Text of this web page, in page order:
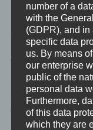
Unreflektiert? Ja. In
überleben, wenn er/
stellt mensch auch
mit einer großen
das ist etwas, von
übernehmen, weil
persönliche
oder nur in einem
wunderbar ins
number of a
with the
(GDPR), and
specific data
us. By means
our enterprise
public of the
personal data
Furthermore,
of this data
which they are